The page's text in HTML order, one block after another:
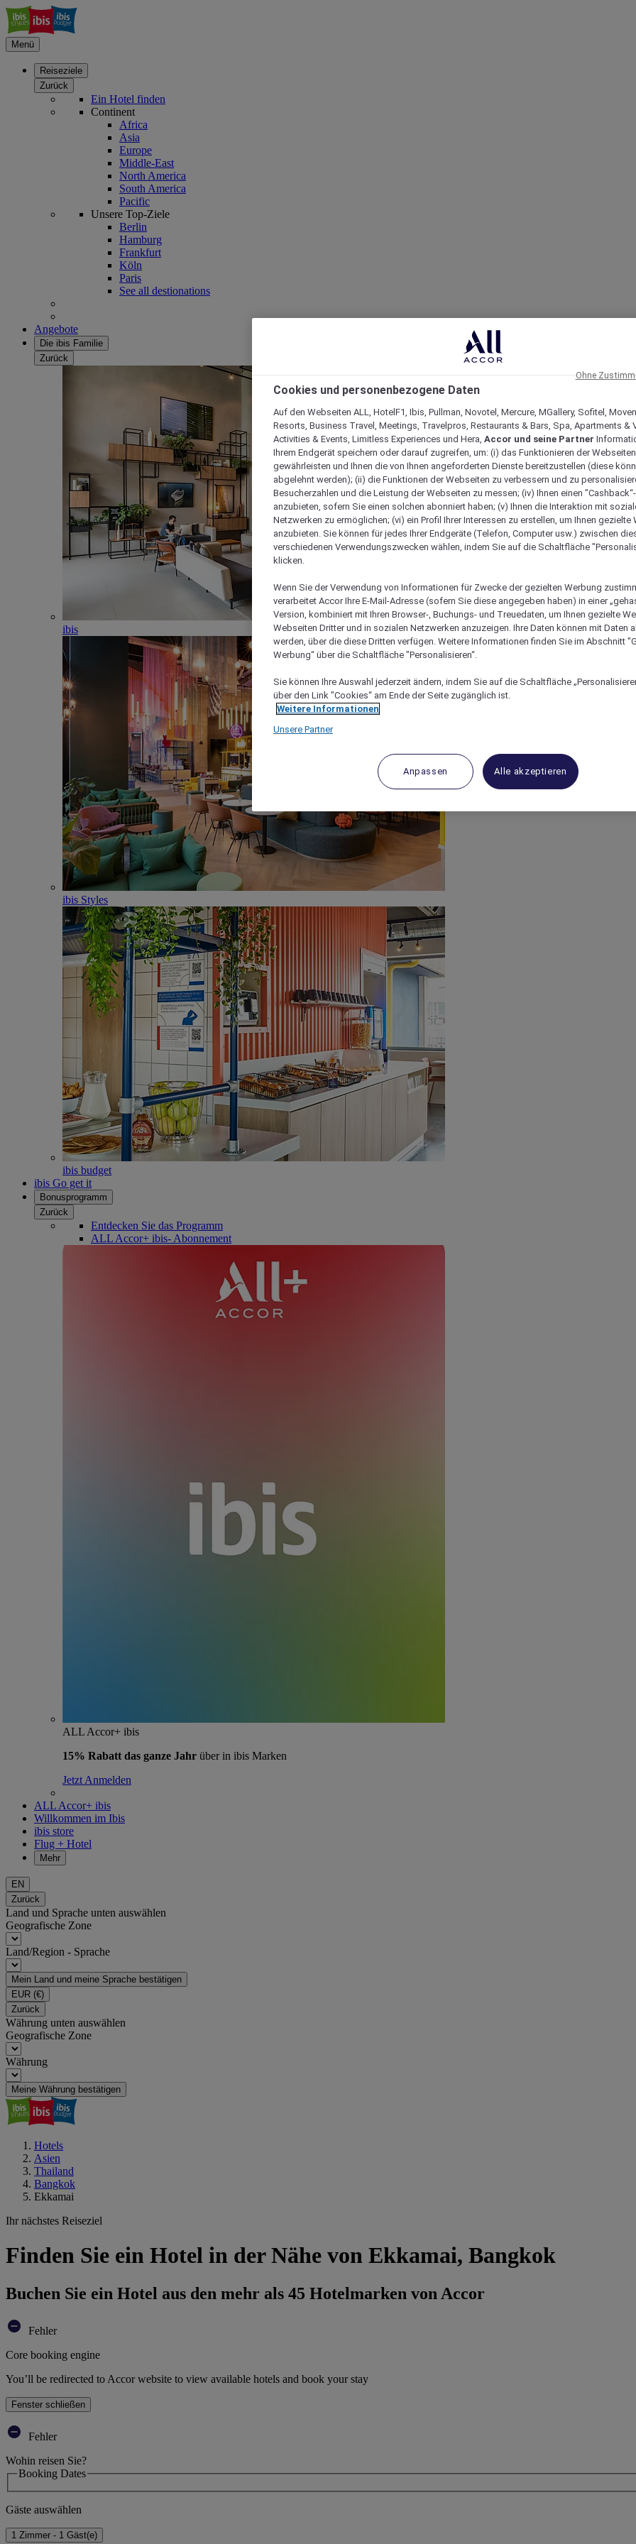
Menü
Reiseziele
Zurück
Ein Hotel finden
Continent
Africa
Asia
Europe
Middle-East
North America
South America
Pacific
Unsere Top-Ziele
Berlin
Hamburg
Frankfurt
Köln
Paris
See all destionations
Angebote
Die ibis Familie
Zurück
ibis
ibis Styles
ibis budget
ibis Go get it
Bonusprogramm
Zurück
Entdecken Sie das Programm
ALL Accor+ ibis- Abonnement
ALL Accor+ ibis
15% Rabatt das ganze Jahr über in ibis Marken
Jetzt Anmelden
ALL Accor+ ibis
Willkommen im Ibis
ibis store
Flug + Hotel
Mehr
EN
Zurück
Land und Sprache unten auswählen
Geografische Zone
Land/Region - Sprache
Mein Land und meine Sprache bestätigen
EUR (€)
Zurück
Währung unten auswählen
Geografische Zone
Währung
Meine Währung bestätigen
Hotels
Asien
Thailand
Bangkok
Ekkamai
Ihr nächstes Reiseziel
Finden Sie ein Hotel in der Nähe von Ekkamai, Bangkok
Buchen Sie ein Hotel aus den mehr als 45 Hotelmarken von Accor
Fehler
Core booking engine
You’ll be redirected to Accor website to view available hotels and book your stay
Fenster schließen
Fehler
Wohin reisen Sie?
Booking Dates
Gäste auswählen
1 Zimmer - 1 Gäst(e)
Cookies und personenbezogene Daten
Auf den Webseiten ALL, HotelF1, Ibis, Pullman, Novotel, Mercure, MGallery, Sofitel,
Resorts, Business Travel, Meetings, Travelpros, Restaurants & Bars, Spa, Apartments &
Activities & Events, Limitless Experiences und Hera, Accor und seine Partner
Ihrem Endgerät speichern oder darauf zugreifen, um: (i) das Funktionieren der
gewährleisten und Ihnen die von Ihnen angeforderten Dienste bereitzustellen (diese
abgelehnt werden); (ii) die Funktionen der Webseiten zu verbessern und zu
Besucherzahlen und die Leistung der Webseiten zu messen; (iv) Ihnen einen
anzubieten, sofern Sie einen solchen abonniert haben; (v) Ihnen die Interaktion mit
Netzwerken zu ermöglichen; (vi) ein Profil Ihrer Interessen zu erstellen, um Ihnen gezielte
anzubieten. Sie können für jedes Ihrer Endgeräte (Telefon, Computer usw.) zwischen
verschiedenen Verwendungszwecken wählen, indem Sie auf die Schaltfläche
klicken.
Wenn Sie der Verwendung von Informationen für Zwecke der gezielten Werbung
verarbeitet Accor Ihre E-Mail-Adresse (sofern Sie diese angegeben haben) in einer
Version, kombiniert mit Ihren Browser-, Buchungs- und Treuedaten, um Ihnen gezielte
Webseiten Dritter und in sozialen Netzwerken anzuzeigen. Ihre Daten können mit Daten
werden, über die diese Dritten verfügen. Weitere Informationen finden Sie im Abschnitt
Werbung“ über die Schaltfläche "Personalisieren“.
Sie können Ihre Auswahl jederzeit ändern, indem Sie auf die Schaltfläche
über den Link "Cookies“ am Ende der Seite zugänglich ist.
Weitere Informationen
Unsere Partner
Anpassen Alle akzeptieren
Ohne